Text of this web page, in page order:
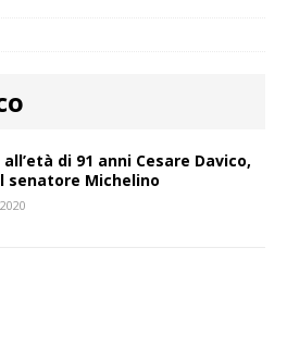
di 91 anni Cesare Davico,
senatore Michelino